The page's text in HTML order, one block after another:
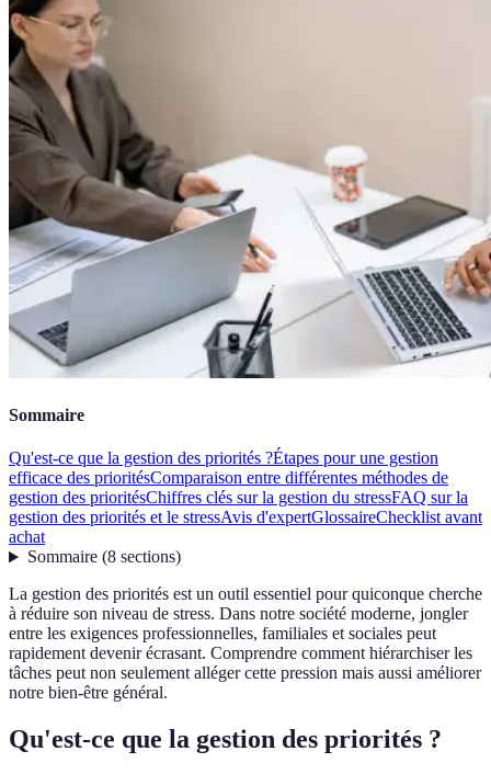
Sommaire
Qu'est-ce que la gestion des priorités ?Étapes pour une gestion
efficace des prioritésComparaison entre différentes méthodes de
gestion des prioritésChiffres clés sur la gestion du stressFAQ sur la
gestion des priorités et le stressAvis d'expertGlossaireChecklist avant
achat
Sommaire(8 sections)
La gestion des priorités est un outil essentiel pour quiconque cherche
à réduire son niveau de stress. Dans notre société moderne, jongler
entre les exigences professionnelles, familiales et sociales peut
rapidement devenir écrasant. Comprendre comment hiérarchiser les
tâches peut non seulement alléger cette pression mais aussi améliorer
notre bien-être général.
Qu'est-ce que la gestion des priorités ?